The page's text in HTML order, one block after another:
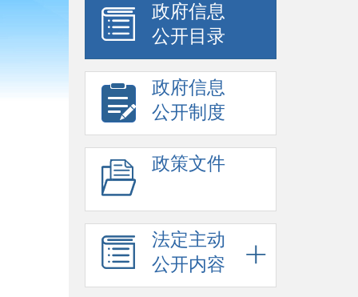
政府信息
公开目录
政府信息
公开制度
政策文件
法定主动
公开内容